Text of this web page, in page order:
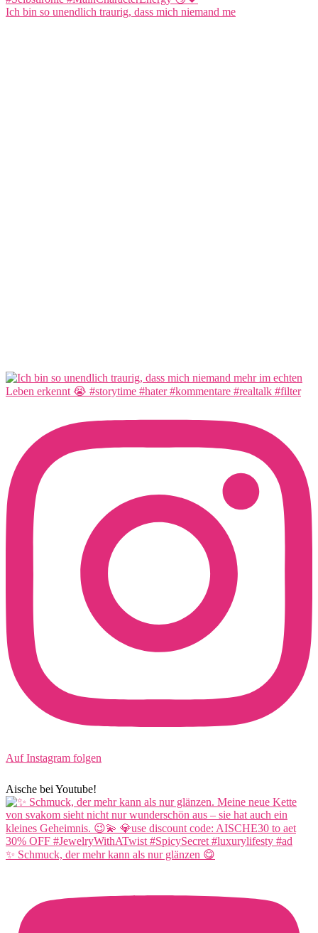
Ich bin so unendlich traurig, dass mich niemand me
Auf Instagram folgen
Aische bei Youtube!
✨ Schmuck, der mehr kann als nur glänzen 😋